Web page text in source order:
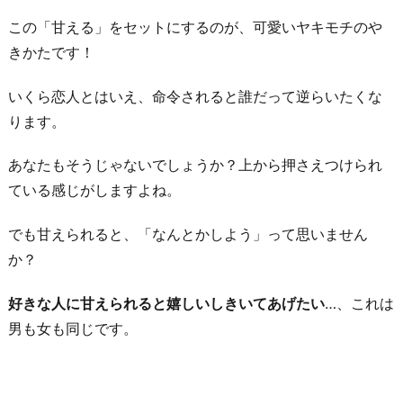
この「甘える」をセットにするのが、可愛いヤキモチのや
きかたです！
いくら恋人とはいえ、命令されると誰だって逆らいたくな
ります。
あなたもそうじゃないでしょうか？上から押さえつけられ
ている感じがしますよね。
でも甘えられると、「なんとかしよう」って思いません
か？
好きな人に甘えられると嬉しいしきいてあげたい…、これは
男も女も同じです。